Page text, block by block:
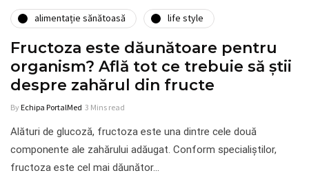
alimentație sănătoasă life style
Fructoza este dăunătoare pentru
organism? Află tot ce trebuie să știi
despre zahărul din fructe
By Echipa PortalMed 3 Mins read
Alături de glucoză, fructoza este una dintre cele două
componente ale zahărului adăugat. Conform specialiștilor,
fructoza este cel mai dăunător…